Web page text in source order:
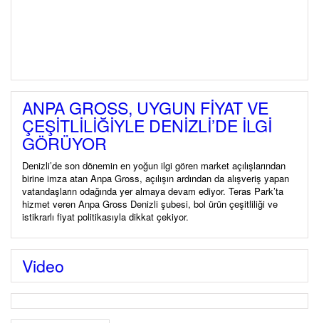
ANPA GROSS, UYGUN FİYAT VE
ÇEŞİTLİLİĞİYLE DENİZLİ’DE İLGİ
GÖRÜYOR
Denizli’de son dönemin en yoğun ilgi gören market açılışlarından
birine imza atan Anpa Gross, açılışın ardından da alışveriş yapan
vatandaşların odağında yer almaya devam ediyor. Teras Park’ta
hizmet veren Anpa Gross Denizli şubesi, bol ürün çeşitliliği ve
istikrarlı fiyat politikasıyla dikkat çekiyor.
Video